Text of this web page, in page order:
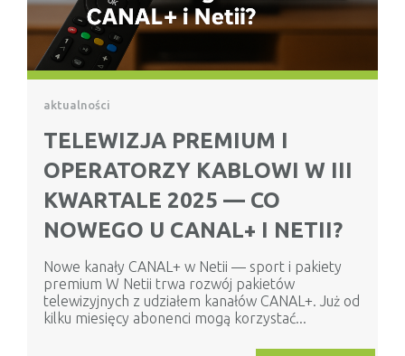
aktualności
TELEWIZJA PREMIUM I
OPERATORZY KABLOWI W III
KWARTALE 2025 — CO
NOWEGO U CANAL+ I NETII?
Nowe kanały CANAL+ w Netii — sport i pakiety
premium W Netii trwa rozwój pakietów
telewizyjnych z udziałem kanałów CANAL+. Już od
kilku miesięcy abonenci mogą korzystać...